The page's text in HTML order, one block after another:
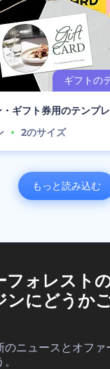
・ギフト券用のテンプ
2のサイズ
もっと読み込む
フォレスト
ンにどうか
のニュースとオファ